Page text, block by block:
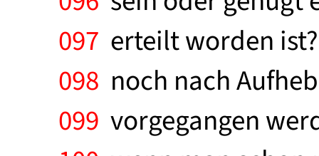
097 erteilt worden
098 noch nach
099 vorgegangen